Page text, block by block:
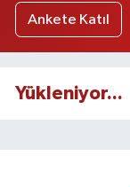
Ankete Katıl
Yükleniyor...